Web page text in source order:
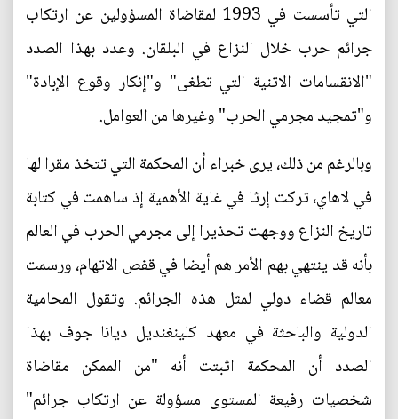
التي تأسست في 1993 لمقاضاة المسؤولين عن ارتكاب
جرائم حرب خلال النزاع في البلقان. وعدد بهذا الصدد
"الانقسامات الاتنية التي تطغى" و"إنكار وقوع الإبادة"
و"تمجيد مجرمي الحرب" وغيرها من العوامل.
وبالرغم من ذلك، يرى خبراء أن المحكمة التي تتخذ مقرا لها
في لاهاي، تركت إرثا في غاية الأهمية إذ ساهمت في كتابة
تاريخ النزاع ووجهت تحذيرا إلى مجرمي الحرب في العالم
بأنه قد ينتهي بهم الأمر هم أيضا في قفص الاتهام، ورسمت
معالم قضاء دولي لمثل هذه الجرائم. وتقول المحامية
الدولية والباحثة في معهد كلينغنديل ديانا جوف بهذا
الصدد أن المحكمة اثبتت أنه "من الممكن مقاضاة
شخصيات رفيعة المستوى مسؤولة عن ارتكاب جرائم"